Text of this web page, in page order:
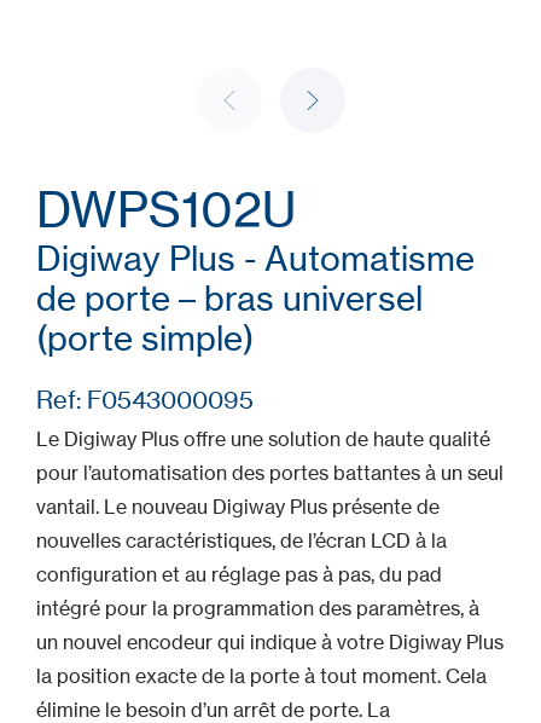
DWPS102U
Digiway Plus - Automatisme
de porte – bras universel
(porte simple)
Ref: F0543000095
Le Digiway Plus offre une solution de haute qualité
pour l’automatisation des portes battantes à un seul
vantail. Le nouveau Digiway Plus présente de
nouvelles caractéristiques, de l’écran LCD à la
configuration et au réglage pas à pas, du pad
intégré pour la programmation des paramètres, à
un nouvel encodeur qui indique à votre Digiway Plus
la position exacte de la porte à tout moment. Cela
élimine le besoin d’un arrêt de porte. La